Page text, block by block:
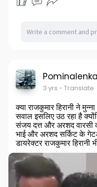
Pominalenka
3 yrs - Translate
क्या राजकुमार हिरानी ने
सवाल इसलिए उठ रहा है
संजय दत्त और अरशद वारसी
भाई और अरशद सर्किट के
डायरेक्टर राजकुमार हिरानी